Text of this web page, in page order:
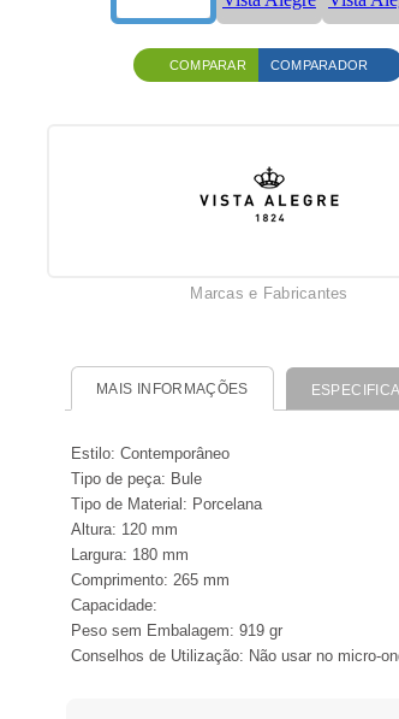
COMPARAR COMPARADOR
Marcas e Fabricantes
MAIS INFORMAÇÕES
Estilo: Contemporâneo
Tipo de peça: Bule
Tipo de Material: Porcelana
Altura: 120 mm
Largura: 180 mm
Comprimento: 265 mm
Capacidade:
Peso sem Embalagem: 919 gr
Conselhos de Utilização: Não usar no micro-